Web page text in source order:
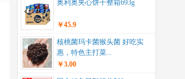
奥利奥夹心饼干整箱693g
￥45.9
核桃菌玛卡菌猴头菌 好吃实
惠，特色主打菜...
￥3.00